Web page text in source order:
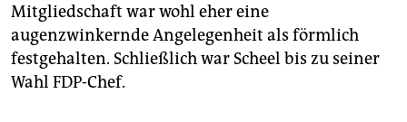
Mitgliedschaft war wohl eher eine
augenzwinkernde Angelegenheit als förmlich
festgehalten. Schließlich war Scheel bis zu seiner
Wahl FDP-Chef.